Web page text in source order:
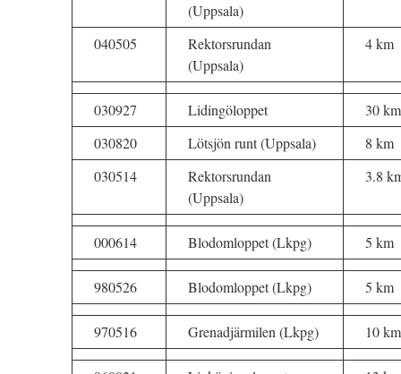
(Uppsala)
040505
Rektorsrundan
(Uppsala)
4 km
030927 Lidingöloppet
30 km
030820
Lötsjön runt (Uppsala)
8 km
030514
Rektorsrundan
(Uppsala)
3.8
000614 Blodomloppet (Lkpg) 5 km
980526 Blodomloppet (Lkpg) 5 km
970516 Grenadjärmilen (Lkpg) 10 km